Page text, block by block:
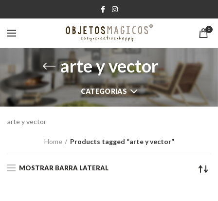
0
arte y vector
CATEGORIAS
arte y vector
Home Products tagged “arte y vector”
MOSTRAR BARRA LATERAL